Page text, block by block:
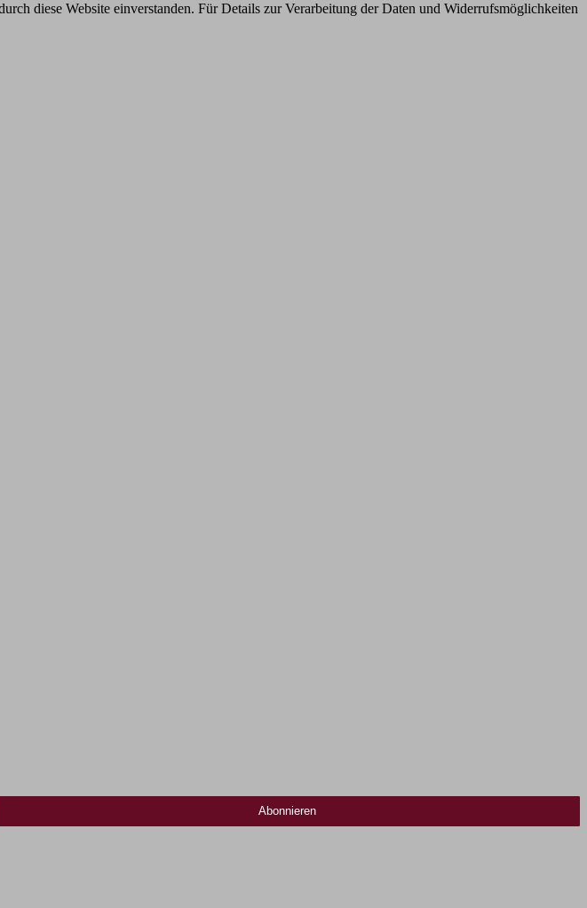
diese Website einverstanden. Für Details zur Verarbeitung der Daten und Widerrufsmöglichkeiten
Abonnieren